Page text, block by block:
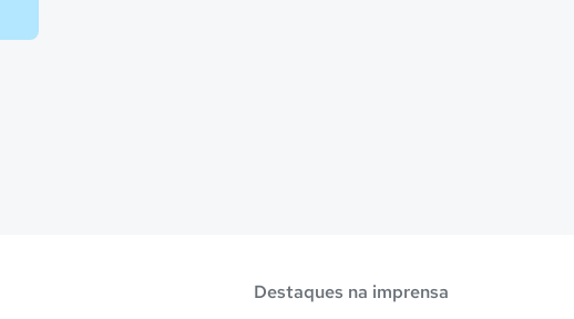
Destaques na imprensa